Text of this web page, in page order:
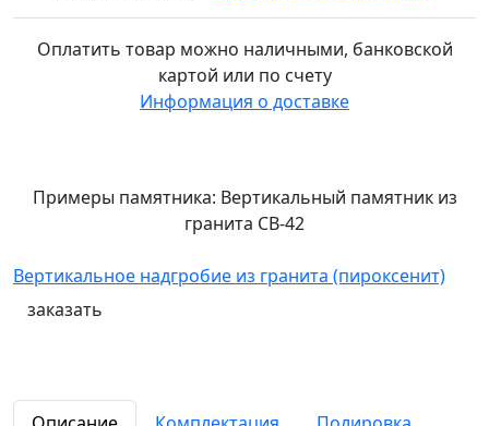
Оплатить товар можно наличными, банковской
картой или по счету
Информация о доставке
Примеры памятника: Вертикальный памятник из
гранита СВ-42
Вертикальное надгробие из гранита (пироксенит)
заказать